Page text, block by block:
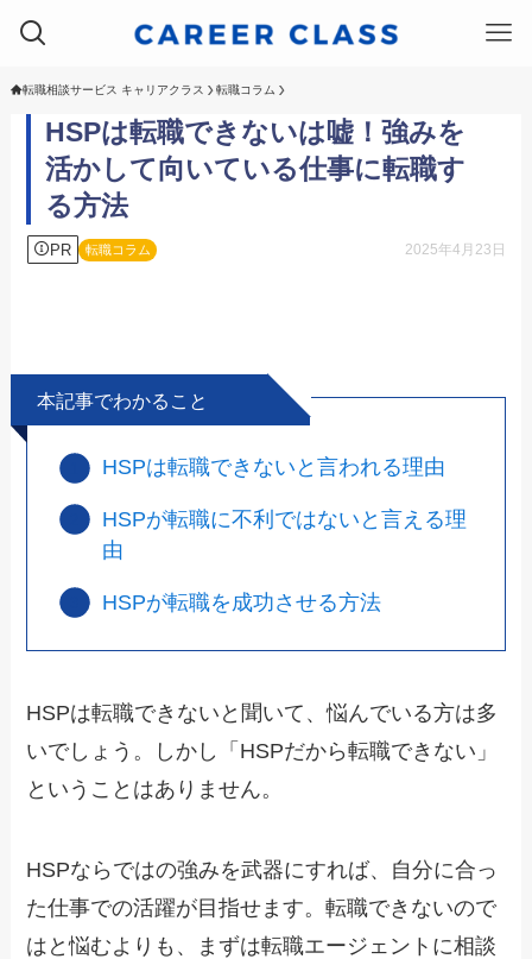
転職相談サービス キャリアクラス 転職コラム
HSPは転職できないは嘘！強みを
活かして向いている仕事に転職す
る方法
PR 転職コラム 2025年4月23日
本記事でわかること
HSPは転職できないと言われる理由
HSPが転職に不利ではないと言える理
由
HSPが転職を成功させる方法
HSPは転職できないと聞いて、悩んでいる方は多
いでしょう。しかし「HSPだから転職できない」
ということはありません。
HSPならではの強みを武器にすれば、自分に合っ
た仕事での活躍が目指せます。転職できないので
はと悩むよりも、まずは転職エージェントに相談